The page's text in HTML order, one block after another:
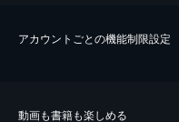
アカウントごとの機能制限設定
動画も書籍も楽しめる